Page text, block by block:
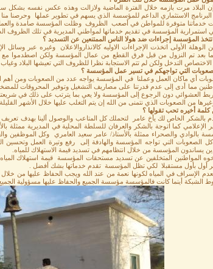
البلاد مرت بازمه خلال الفترة الماضية ولازالت وهذه عكس نفسه بشكل
الاستثماري الداعم للمؤسسة الذي يسهم في تطوير عملها وحرصنا
خدماتنا متوفرة للمواطن في أصعب الظروف وظلت المؤسسة صامدة والعمل
استمرارية المؤسسة في تقديم خدماتها لمواطني المديرية في تلك الظروف
الأولى اتخذت الإجراءات الاوليه كالانذاروالاعلان وغيره عبر
بعد تم النزول من قبل فرق القطع من عمال المؤسسة ولكن اصطدموا مع
التدخل ولكن لم تتم الاستجابة نظرا للظروف التي تعيشها البلاد
أي ماكان العمل وعملنا في المؤسسة يواجه عدد من الصعوبات ومن أهم
مما أدى إلى عدم قدرتنا على مصاريف التشغيل وتوفير المحروقات
العشوائي دون الرجوع إلى المؤسسة ولا يعي بما يترتب على ذلك في
وغيرها من الصعوبات الذي نتمنى من الله إن يتم التغلب عليها خلال الأشهر
بالشكر الخاص لك يأخ عامر لتحملك كل المتاعب والوصول ألينا بهدف
الإعلامي كما اتوجة بالشكر والعرفان للسلطة المحلية في المديرية
بالوادي والصحراء ممثلة بالأستاذ/ عامر سعيد العامري وكل الموظفين
الصعوبات التي تواجه المؤسسة والهادفة إلى رفع وتيرة العمل وتحسين
يساندون المؤسسة من خلال انتظامهم في تسديد قيمة الاستهلاك للمياه.
المواطنين المتخلفين عن تسديد مستحقات المؤسسة قيمة استهلاك
أول بأول مستقبلا لكي تظل المؤسسة تقدم خدماتها بشك أفضل .
الإسراف في المياه لكونها نعمة من عند الله ويجب الحفاظ عليها من
أينما كانت فالمؤسسة مؤسسة الجميع والحفاظ عليها مسؤولية